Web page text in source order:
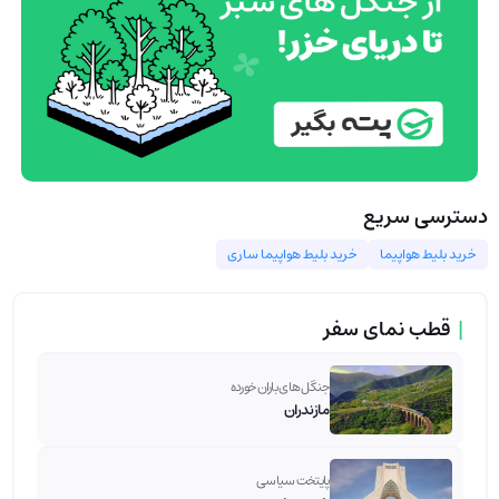
دسترسی سریع
خرید بلیط هواپیما خرید بلیط هواپیما ساری
| قطب نمای سفر
جنگل های باران خورده
مازندران
پایتخت سیاسی